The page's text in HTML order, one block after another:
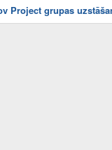
Project grupas